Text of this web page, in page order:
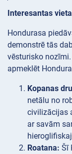
Interesantas
Hondurasa
demonstrē tās
vēsturisko
apmeklēt
Kopanas
netālu no
civilizācijas
ar savām
Roatana: Šī